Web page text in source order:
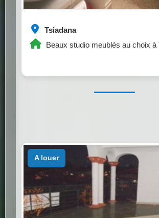
Tsiadana
Beaux studio meublés au choix à
a louer